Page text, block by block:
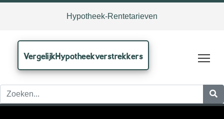
Hypotheek-Rentetarieven
VergelijkHypotheekverstrekkers